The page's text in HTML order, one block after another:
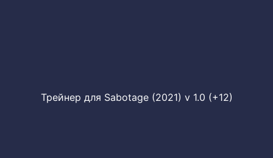
Трейнер для Sabotage (2021) v 1.0 (+12)